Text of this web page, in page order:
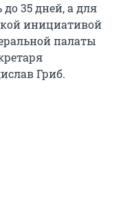
35 дней, а для
инициативой
палаты
Гриб.